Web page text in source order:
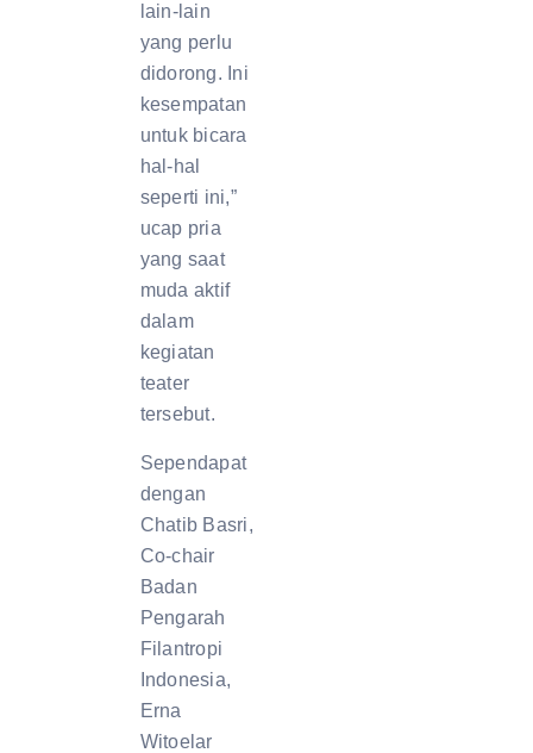
lain-lain
yang perlu
didorong. Ini
kesempatan
untuk bicara
hal-hal
seperti ini,”
ucap pria
yang saat
muda aktif
dalam
kegiatan
teater
tersebut.
Sependapat
dengan
Chatib Basri,
Co-chair
Badan
Pengarah
Filantropi
Indonesia,
Erna
Witoelar